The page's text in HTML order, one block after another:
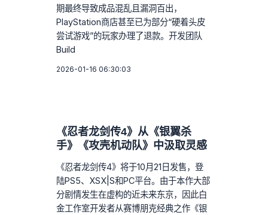
期最终导致成品混乱且漏洞百出，
PlayStation商店甚至已为部分“硬着头皮
尝试游戏”的玩家办理了退款。开发团队
Build
2026-01-16 06:30:03
《忍者龙剑传4》从《银翼杀
手》《攻壳机动队》中汲取灵感
《忍者龙剑传4》将于10月21日发售，登
陆PS5、XSX|S和PC平台。由于本作大部
分剧情发生在虚构的近未来东京，因此白
金工作室开发者从赛博朋克经典之作《银